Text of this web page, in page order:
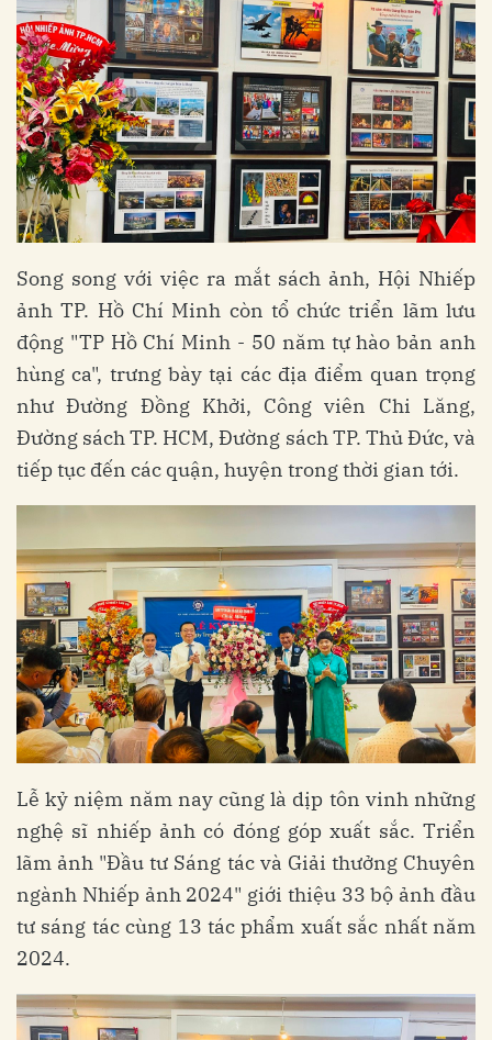
Song song với việc ra mắt sách ảnh, Hội Nhiếp
ảnh TP. Hồ Chí Minh còn tổ chức triển lãm lưu
động "TP Hồ Chí Minh - 50 năm tự hào bản anh
hùng ca", trưng bày tại các địa điểm quan trọng
như Đường Đồng Khởi, Công viên Chi Lăng,
Đường sách TP. HCM, Đường sách TP. Thủ Đức, và
tiếp tục đến các quận, huyện trong thời gian tới.
Lễ kỷ niệm năm nay cũng là dịp tôn vinh những
nghệ sĩ nhiếp ảnh có đóng góp xuất sắc. Triển
lãm ảnh "Đầu tư Sáng tác và Giải thưởng Chuyên
ngành Nhiếp ảnh 2024" giới thiệu 33 bộ ảnh đầu
tư sáng tác cùng 13 tác phẩm xuất sắc nhất năm
2024.